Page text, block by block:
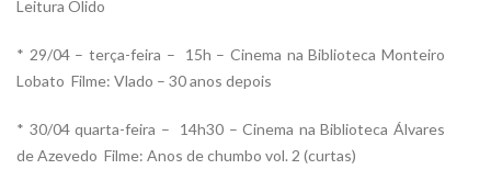
Leitura Olido
* 29/04 – terça-feira – 15h – Cinema na Biblioteca Monteiro
Lobato  Filme: Vlado – 30 anos depois
* 30/04 quarta-feira – 14h30 – Cinema na Biblioteca Álvares
de Azevedo  Filme: Anos de chumbo vol. 2 (curtas)